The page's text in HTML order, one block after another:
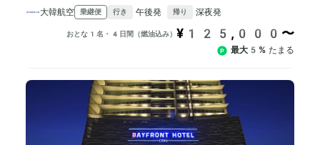
セブ
大韓航空 乗継便 行き 午後発 帰り 深夜発
おとな1名・4日間（燃油込み） ¥125,000〜
最大5% たまる